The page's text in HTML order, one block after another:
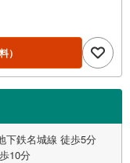
）
下鉄名城線 徒歩5分
10分